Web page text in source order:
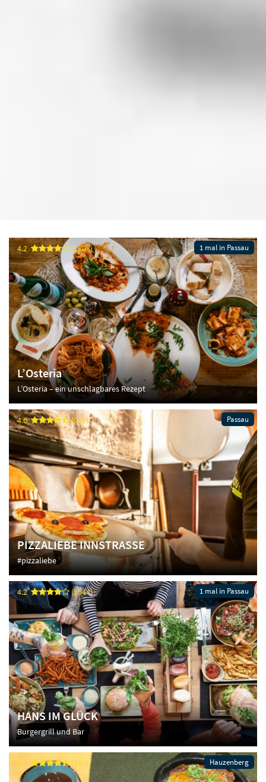
L’Osteria
L’Osteria – ein unschlagbares Rezept
1 mal in Passau
4.2 (1898)
PIZZALIEBE INNSTRASSE
#pizzaliebe
Passau
4.6 (945)
HANS IM GLÜCK
Burgergrill und Bar
1 mal in Passau
4.2 (5544)
Hauzenberg
4.7 (185)